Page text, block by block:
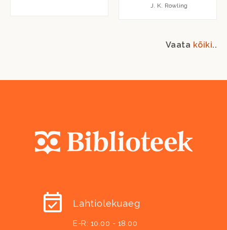
J. K. Rowling
Vaata kõiki..
Lahtiolekuaeg
E-R: 10.00 - 18.00